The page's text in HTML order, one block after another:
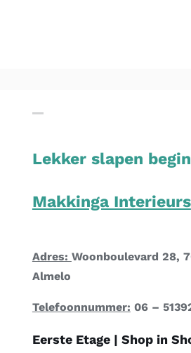
Lekker slapen
Makkinga Interieurs
Adres: Woonboulevard 28,
Almelo
Telefoonnummer: 06 –
Eerste Etage | Shop in